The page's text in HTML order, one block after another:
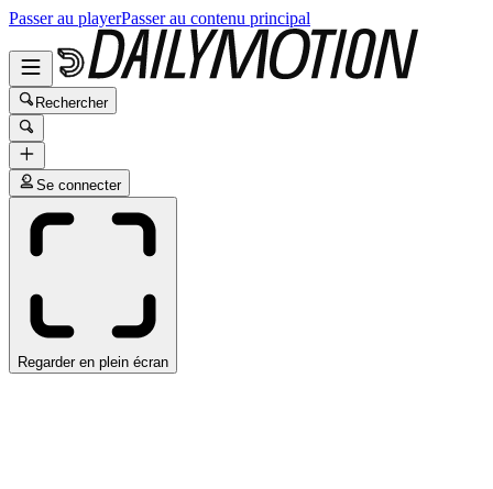
Passer au playerPasser au contenu principal
Rechercher
Se connecter
Regarder en plein écran